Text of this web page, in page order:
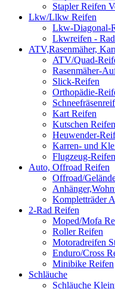
Stapler Reifen
Lkw/Llkw Reifen
Lkw-Diagonal-
Lkwreifen -
ATV,Rasenmäher,
ATV/Quad-
Rasenmäher-
Slick-Reifen
Orthopädie-
Kart Reifen
Kutschen Reifen
Heuwender-
Karren- und
Flugzeug-Reifen
Auto, Offroad Reifen
Offroad/
Kompletträder
2-Rad Reifen
Moped/Mofa
Roller Reifen
Motoradreifen
Enduro/Cross
Minibike Reifen
Schläuche
Schläuche